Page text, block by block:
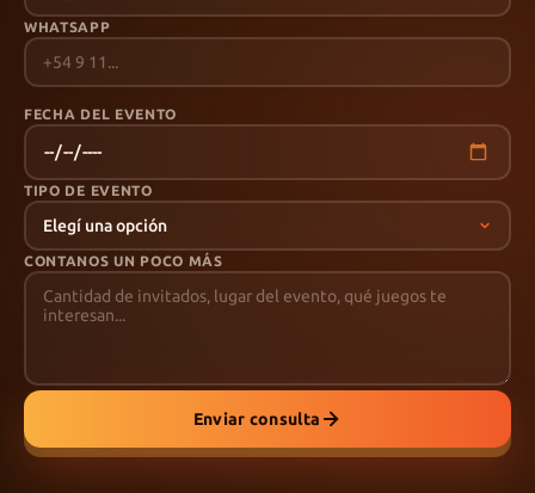
WHATSAPP
FECHA DEL EVENTO
TIPO DE EVENTO
CONTANOS UN POCO MÁS
Enviar consulta